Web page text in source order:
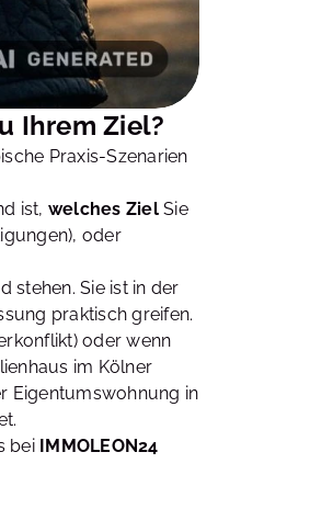
Ihrem Ziel?
Praxis-Szenarien
ist, welches ZielSie
oder
stehen. Sie ist in der
praktisch greifen.
oder wenn
im Kölner
Eigentumswohnung in
bei IMMOLEON24